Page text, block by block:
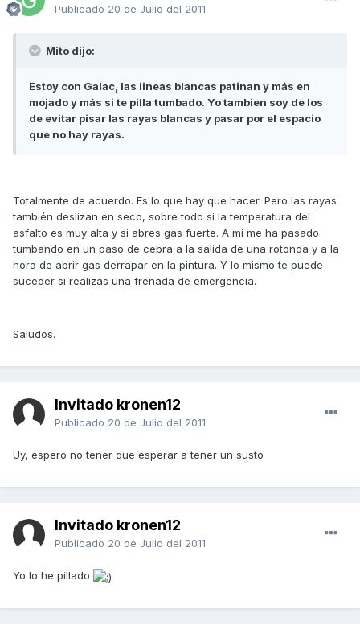
Publicado 20 de Julio del 2011
Mito dijo:
Estoy con Galac, las lineas blancas patinan y más en
mojado y más si te pilla tumbado. Yo tambien soy de los
de evitar pisar las rayas blancas y pasar por el espacio
que no hay rayas.
Totalmente de acuerdo. Es lo que hay que hacer. Pero las rayas
también deslizan en seco, sobre todo si la temperatura del
asfalto es muy alta y si abres gas fuerte. A mi me ha pasado
tumbando en un paso de cebra a la salida de una rotonda y a la
hora de abrir gas derrapar en la pintura. Y lo mismo te puede
suceder si realizas una frenada de emergencia.
Saludos.
Invitado kronen12
Publicado 20 de Julio del 2011
Uy, espero no tener que esperar a tener un susto
Invitado kronen12
Publicado 20 de Julio del 2011
Yo lo he pillado